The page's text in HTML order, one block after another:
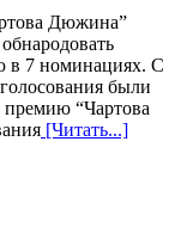
Дюжина”
в 7 номинациях. С
были
“Чартова
[Читать...]